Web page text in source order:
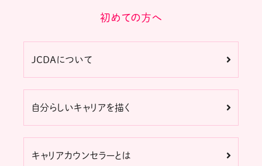
初めての方へ
JCDAについて
自分らしいキャリアを描く
キャリアカウンセラーとは